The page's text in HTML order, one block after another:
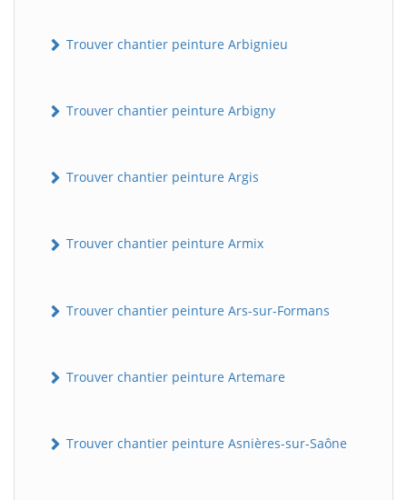
Trouver chantier peinture Arbignieu
Trouver chantier peinture Arbigny
Trouver chantier peinture Argis
Trouver chantier peinture Armix
Trouver chantier peinture Ars-sur-Formans
Trouver chantier peinture Artemare
Trouver chantier peinture Asnières-sur-Saône